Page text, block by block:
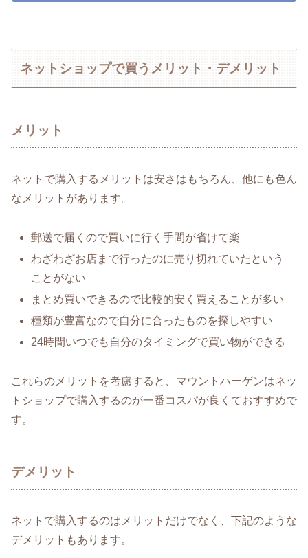
ネットショップで買うメリット・デメリット
メリット
ネットで購入するメリットは安さはもちろん、他にも色ん
なメリットがあります。
郵送で届くので買いに行く手間が省けて楽
わざわざお店まで行ったのに売り切れていたという
ことがない
まとめ買いできるので比較的安く買えることが多い
種類が豊富なので自分に合ったものを探しやすい
24時間いつでも自分のタイミングで買い物ができる
これらのメリットを考慮すると、マウントハーゲンはネッ
トショップで購入するのが一番コスパが良くておすすめで
す。
デメリット
ネットで購入するのはメリットだけでなく、下記のような
デメリットもあります。